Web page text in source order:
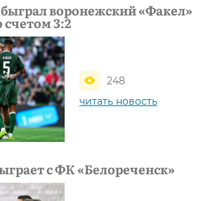
воронежский «Факел»
3:2
248
читать новость
с ФК «Белореченск»